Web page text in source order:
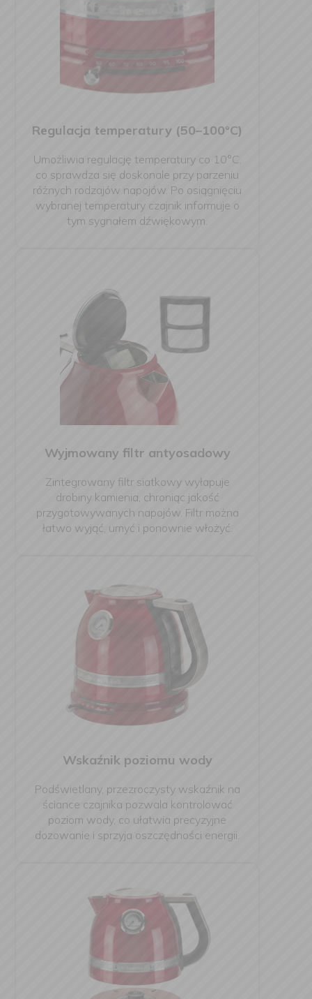
Regulacja temperatury (50–100°C)
Umożliwia regulację temperatury co 10°C,
co sprawdza się doskonale przy parzeniu
różnych rodzajów napojów. Po osiągnięciu
wybranej temperatury czajnik informuje o
tym sygnałem dźwiękowym.
Wyjmowany filtr antyosadowy
Zintegrowany filtr siatkowy wyłapuje
drobiny kamienia, chroniąc jakość
przygotowywanych napojów. Filtr można
łatwo wyjąć, umyć i ponownie włożyć.
Wskaźnik poziomu wody
Podświetlany, przezroczysty wskaźnik na
ściance czajnika pozwala kontrolować
poziom wody, co ułatwia precyzyjne
dozowanie i sprzyja oszczędności energii.